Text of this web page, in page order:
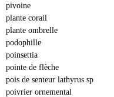
pivoine
plante corail
plante ombrelle
podophille
poinsettia
pointe de flèche
pois de senteur lathyrus sp
poivrier ornemental